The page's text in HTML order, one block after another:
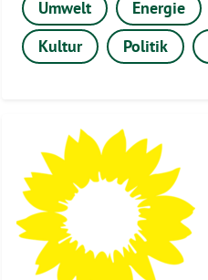
Umwelt Energie
Kultur
Politik